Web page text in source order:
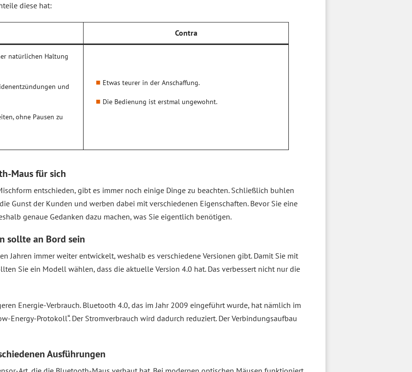
diese hat:
Contra
natürlichen Haltung
und
ohne Pausen zu
Etwas teurer in der Anschaffung.
Die Bedienung ist erstmal ungewohnt.
Maus für sich
entschieden, gibt es immer noch einige Dinge zu beachten. Schließlich buhlen
Gunst der Kunden und werben dabei mit verschiedenen Eigenschaften. Bevor Sie eine
genaue Gedanken dazu machen, was Sie eigentlich benötigen.
sollte an Bord sein
Jahren immer weiter entwickelt, weshalb es verschiedene Versionen gibt. Damit Sie mit
Sie ein Modell wählen, dass die aktuelle Version 4.0 hat. Das verbessert nicht nur die
Energie-Verbrauch. Bluetooth 4.0, das im Jahr 2009 eingeführt wurde, hat nämlich im
Energy-Protokoll“. Der Stromverbrauch wird dadurch reduziert. Der Verbindungsaufbau
Ausführungen